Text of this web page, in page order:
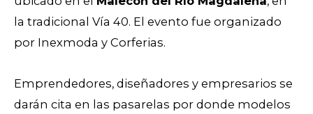
la tradicional Vía 40. El evento fue organizado
por Inexmoda y Corferias.
Emprendedores, diseñadores y empresarios se
darán cita en las pasarelas por donde modelos